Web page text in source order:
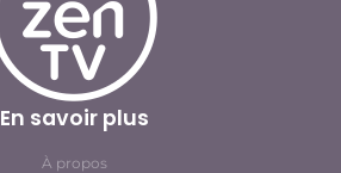
En savoir plus
À propos